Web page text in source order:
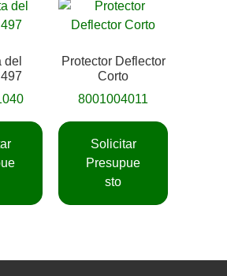
del
Protector Deflector
Corto
8001004011
Solicitar
Presupue
sto